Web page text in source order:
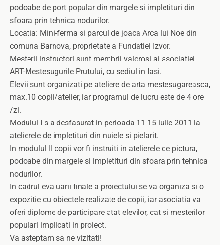
podoabe de port popular din margele si impletituri din
sfoara prin tehnica nodurilor.
Locatia: Mini-ferma si parcul de joaca Arca lui Noe din
comuna Barnova, proprietate a Fundatiei Izvor.
Mesterii instructori sunt membrii valorosi ai asociatiei
ART-Mestesugurile Prutului, cu sediul in Iasi.
Elevii sunt organizati pe ateliere de arta mestesugareasca,
max.10 copii/atelier, iar programul de lucru este de 4 ore
/zi.
Modulul I s-a desfasurat in perioada 11-15 iulie 2011 la
atelierele de impletituri din nuiele si pielarit.
In modulul II copii vor fi instruiti in atelierele de pictura,
podoabe din margele si impletituri din sfoara prin tehnica
nodurilor.
In cadrul evaluarii finale a proiectului se va organiza si o
expozitie cu obiectele realizate de copii, iar asociatia va
oferi diplome de participare atat elevilor, cat si mesterilor
populari implicati in proiect.
Va asteptam sa ne vizitati!